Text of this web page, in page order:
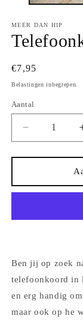
MEER DAN HIP
Normale
prijs
€7,95
Belastingen inbegrepen.
Aantal
Aantal
Aantal
verlagen
voor
Zwart/Wit
Ben jij op zoek
telefoonkoord in
en erg handig
maar ook op he